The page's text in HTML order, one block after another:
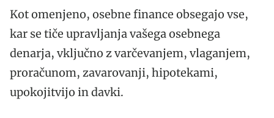
Kot omenjeno, osebne finance obsegajo vse,
kar se tiče upravljanja vašega osebnega
denarja, vključno z varčevanjem, vlaganjem,
proračunom, zavarovanji, hipotekami,
upokojitvijo in davki.